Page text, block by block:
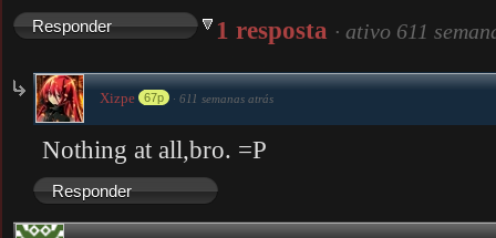
Responder 1 resposta · ativo 611
Xizpe 67p · 611 semanas atrás
Nothing at all,bro. =P
Responder